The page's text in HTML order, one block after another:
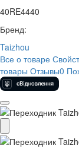
40RE4440
Бренд:
Taizhou
Все о товаре
товары Отзывы0